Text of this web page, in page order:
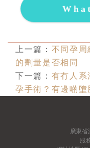
上一篇： 不同孕周
的劑量是否相同
下一篇： 有冇人系
孕手術？有邊啲墮
廣東省
服